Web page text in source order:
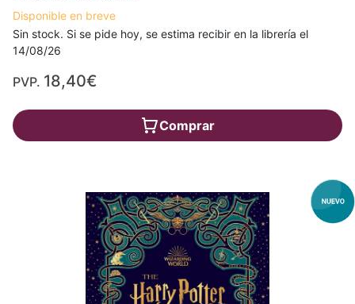
Disponible en breve
Sin stock. Si se pide hoy, se estima recibir en la librería el
14/08/26
PVP. 18,40€
Comprar